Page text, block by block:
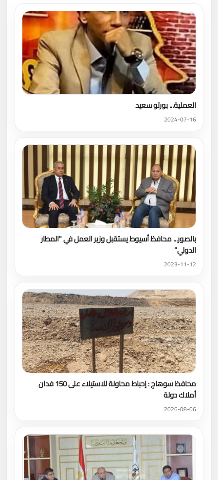
العملية... بورتو سعيد
2024-07-16
بالصور... محافظ أسيوط يستقبل وزير العمل في "المطار
الدولي"
2023-11-12
محافظ سوهاج : إحباط محاولة للاستيلاء على 150 فدان
أملاك دولة
2026-08-06